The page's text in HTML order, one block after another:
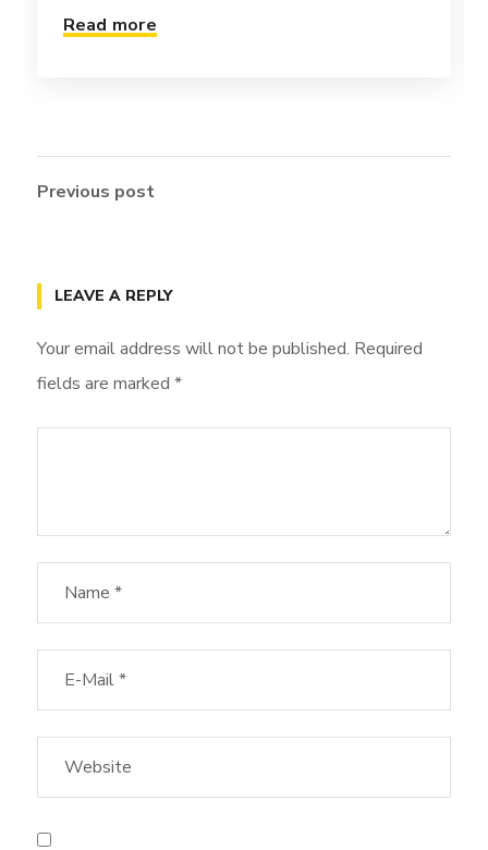
Read more
Previous post
LEAVE A REPLY
Your email address will not be published. Required
fields are marked *